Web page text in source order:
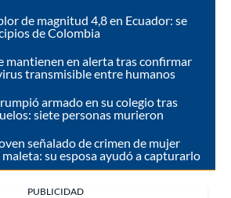
de magnitud 4,8 en Ecuador: se
de Colombia
mantienen en alerta tras confirmar
transmisible entre humanos
armado en su colegio tras
siete personas murieron
señalado de crimen de mujer
su esposa ayudó a capturarlo
PUBLICIDAD